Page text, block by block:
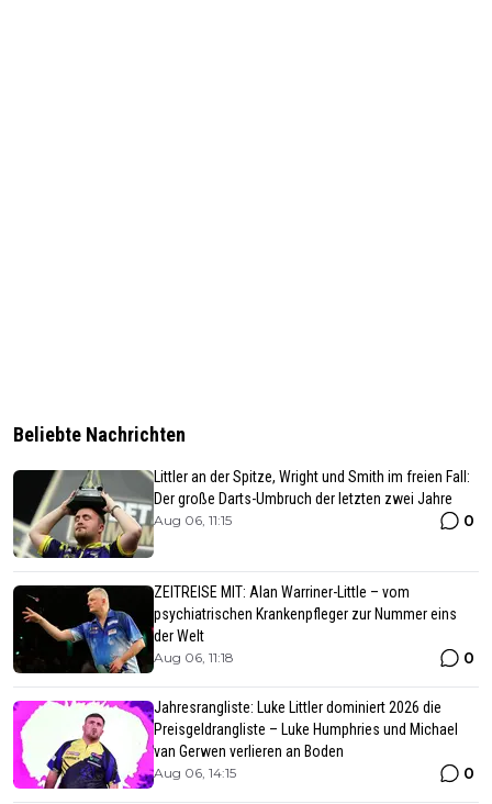
Beliebte Nachrichten
Littler an der Spitze, Wright und Smith im freien Fall:
Der große Darts-Umbruch der letzten zwei Jahre
Aug 06, 11:15 0
ZEITREISE MIT: Alan Warriner-Little – vom
psychiatrischen Krankenpfleger zur Nummer eins
der Welt
Aug 06, 11:18 0
Jahresrangliste: Luke Littler dominiert 2026 die
Preisgeldrangliste – Luke Humphries und Michael
van Gerwen verlieren an Boden
Aug 06, 14:15 0